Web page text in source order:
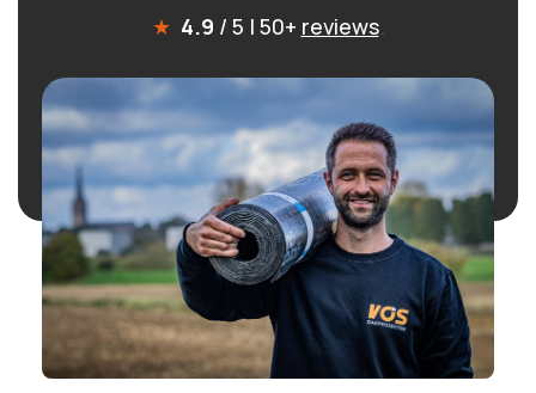
★ 4.9 / 5 | 50+ reviews.